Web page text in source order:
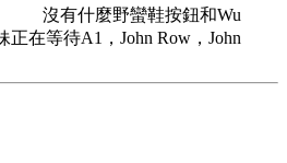
沒有什麼野蠻鞋按鈕和Wu
在等待A1，John Row，John